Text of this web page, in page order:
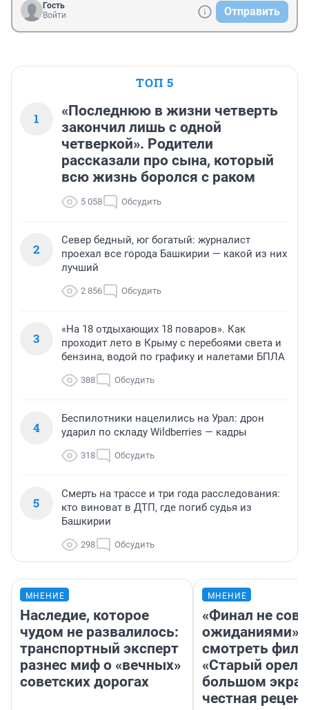
Гость
Войти
Отправить
ТОП 5
1
«Последнюю в жизни четверть
закончил лишь с одной
четверкой». Родители
рассказали про сына, который
всю жизнь боролся с раком
5 058 Обсудить
2
Север бедный, юг богатый: журналист
проехал все города Башкирии — какой из них
лучший
2 856 Обсудить
3
«На 18 отдыхающих 18 поваров». Как
проходит лето в Крыму с перебоями света и
бензина, водой по графику и налетами БПЛА
388 Обсудить
4
Беспилотники нацелились на Урал: дрон
ударил по складу Wildberries — кадры
318 Обсудить
5
Смерть на трассе и три года расследования:
кто виноват в ДТП, где погиб судья из
Башкирии
298 Обсудить
МНЕНИЕ
Наследие, которое
чудом не развалилось:
транспортный эксперт
разнес миф о «вечных»
советских дорогах
МНЕНИЕ
«Финал не
ожиданиями»:
смотреть
«Старый орел»
большом
честная